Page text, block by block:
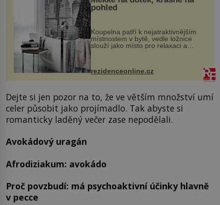
pohled
Koupelna patří k nejatraktivnějším
místnostem v bytě, vedle ložnice
slouží jako místo pro relaxaci a
odpočinek. Koupelnový textil –
ručníky, osušky a koberečky –
mohou jako mávnutím kouzelného
proutku...
rezidenceonline.cz
Dejte si jen pozor na to, že ve větším množství umí
celer působit jako projímadlo. Tak abyste si
romanticky laděný večer zase nepodělali.
Avokádový uragán
Afrodiziakum: avokádo
Proč povzbudí: má psychoaktivní účinky hlavně
v pecce